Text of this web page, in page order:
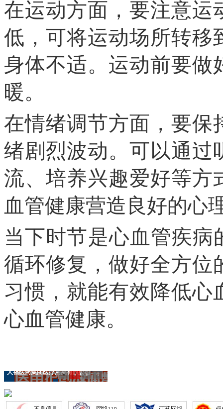
在运动方面，要注意运
低，可将运动场所转移
身体不适。运动前要做
暖。
在情绪调节方面，要保
绪剧烈波动。可以通过
流、培养兴趣爱好等方
血管健康营造良好的心
当下时节是心血管疾病
循环修复，做好全方位
习惯，就能有效降低心
心血管健康。
人福医药集团医疗用品有限公司
1 2 3 4